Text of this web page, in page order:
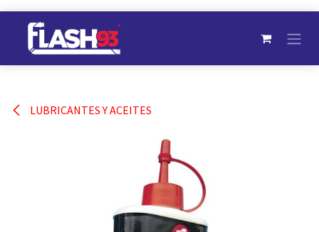
Ir al contenido
LUBRICANTES Y ACEITES